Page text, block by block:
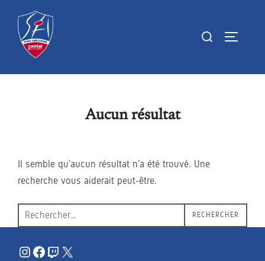
contenu
Rechercher :
Aucun résultat
Il semble qu’aucun résultat n’a été trouvé. Une
recherche vous aiderait peut-être.
Recherche
pour :
RECHERCHER
Instagram
Facebook
Twitch
X